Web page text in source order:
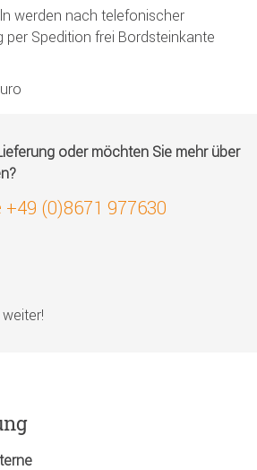
werden nach telefonischer
per Spedition frei Bordsteinkante
oder möchten Sie mehr über
(0)8671 977630